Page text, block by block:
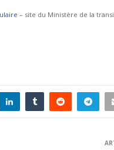
– site du Ministère de la